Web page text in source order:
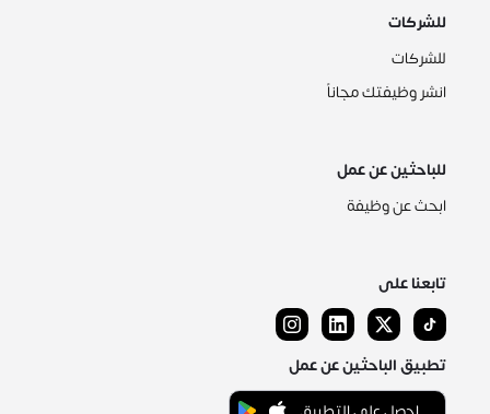
للشركات
للشركات
انشر وظيفتك مجاناً
للباحثين عن عمل
ابحث عن وظيفة
تابعنا على
تطبيق الباحثين عن عمل